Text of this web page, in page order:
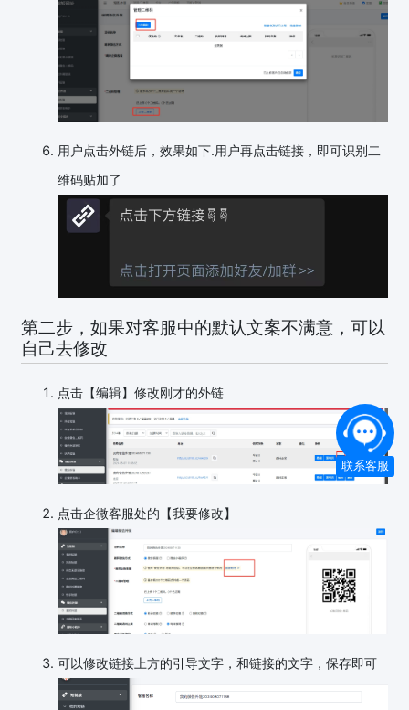
用户点击外链后，效果如下.用户再点击链接，即可识别二
维码贴加了
第二步，如果对客服中的默认文案不满意，可以
自己去修改
点击【编辑】修改刚才的外链
点击企微客服处的【我要修改】
可以修改链接上方的引导文字，和链接的文字，保存即可
联系客服